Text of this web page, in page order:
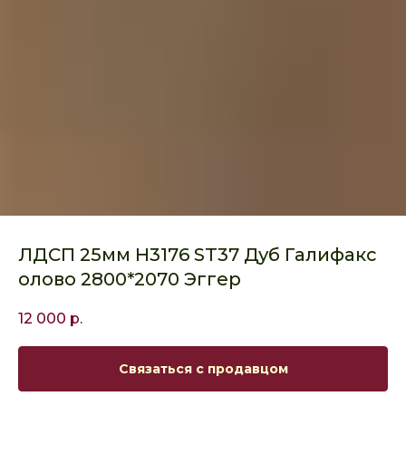
ЛДСП 25мм H3176 ST37 Дуб Галифакс
олово 2800*2070 Эггер
12 000 р.
Связаться с продавцом